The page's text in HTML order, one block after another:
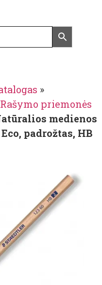
»
Rašymo priemonės
medienos
padrožtas, HB